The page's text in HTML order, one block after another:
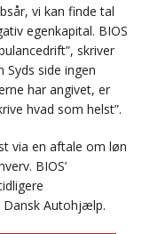
vi kan finde tal
egenkapital. BIOS
skriver
Syds side ingen
har angivet, er
hvad som helst”.
via en aftale om løn
BIOS’
Dansk Autohjælp.